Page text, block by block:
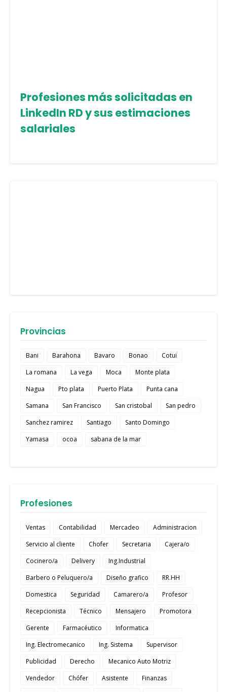
Profesiones más solicitadas en
LinkedIn RD y sus estimaciones
salariales
Provincias
Bani Barahona Bavaro Bonao
Cotui
La romana
La vega Moca
Monte plata
Nagua
Pto plata Puerto Plata
Punta cana
Samana
San Francisco San cristobal
San pedro
Sanchez ramirez
Santiago
Santo Domingo
Yamasa
ocoa sabana de la mar
Profesiones
Ventas Contabilidad Mercadeo
Administracion
Servicio al cliente
Chofer Secretaria
Cajera/o
Cocinero/a
Delivery
Ing.Industrial
Barbero o Peluquero/a
Diseño grafico
RR.HH
Domestica
Seguridad Camarero/a
Profesor
Recepcionista
Técnico Mensajero
Promotora
Gerente
Farmacéutico
Informatica
Ing. Electromecanico
Ing. Sistema
Supervisor
Publicidad
Derecho
Mecanico Auto Motriz
Vendedor
Chófer Asistente
Finanzas